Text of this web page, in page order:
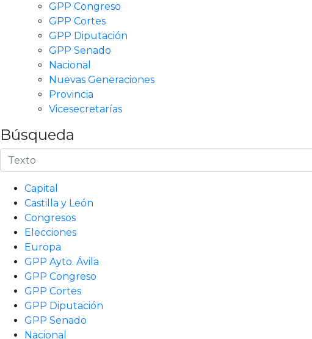
GPP Congreso
GPP Cortes
GPP Diputación
GPP Senado
Nacional
Nuevas Generaciones
Provincia
Vicesecretarías
Búsqueda
Capital
Castilla y León
Congresos
Elecciones
Europa
GPP Ayto. Ávila
GPP Congreso
GPP Cortes
GPP Diputación
GPP Senado
Nacional